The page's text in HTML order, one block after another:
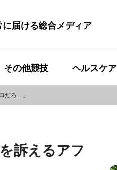
届ける総合メディア
その他競技 ヘルスケア
だろ…」
訴えるアフ